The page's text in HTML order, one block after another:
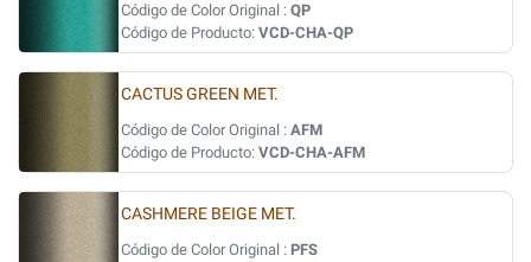
Código de Color Original : QP
Código de Producto: VCD-CHA-QP
CACTUS GREEN MET.
Código de Color Original : AFM
Código de Producto: VCD-CHA-AFM
CASHMERE BEIGE MET.
Código de Color Original : PFS